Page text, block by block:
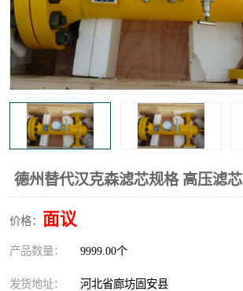
德州替代汉克森滤芯规格 高压滤芯
价格： 面议
产品数量： 9999.00个
发货地址： 河北省廊坊固安县